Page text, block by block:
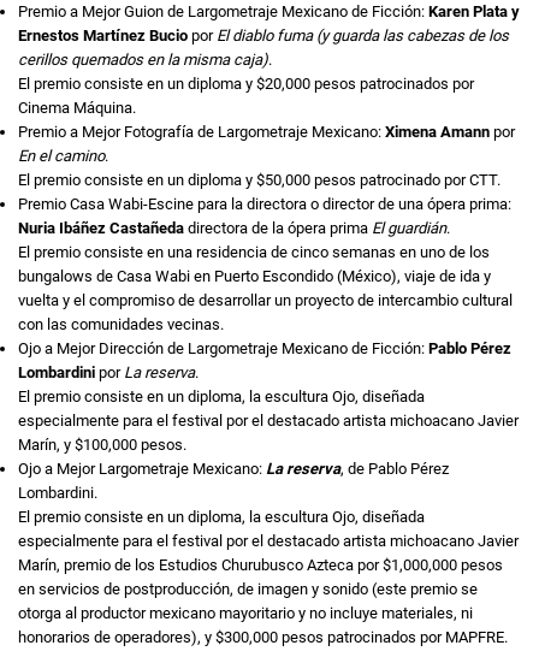
Premio a Mejor Guion de Largometraje Mexicano de Ficción: Karen Plata y
Ernestos Martínez Bucio porEl diablo fuma (y guarda las cabezas de los
cerillos quemados en la misma caja).
El premio consiste en un diploma y $20,000 pesos patrocinados por
Cinema Máquina.
Premio a Mejor Fotografía de Largometraje Mexicano: Ximena Amann por
En el camino.
El premio consiste en un diploma y $50,000 pesos patrocinado por CTT.
Premio Casa Wabi-Escine para la directora o director de una ópera prima:
Nuria Ibáñez Castañeda directora de la ópera prima El guardián.
El premio consiste en una residencia de cinco semanas en uno de los
bungalows de Casa Wabi en Puerto Escondido (México), viaje de ida y
vuelta y el compromiso de desarrollar un proyecto de intercambio cultural
con las comunidades vecinas.
Ojo a Mejor Dirección de Largometraje Mexicano de Ficción: Pablo Pérez
Lombardini porLa reserva.
El premio consiste en un diploma, la escultura Ojo, diseñada
especialmente para el festival por el destacado artista michoacano Javier
Marín, y $100,000 pesos.
Ojo a Mejor Largometraje Mexicano: La reserva, de Pablo Pérez
Lombardini.
El premio consiste en un diploma, la escultura Ojo, diseñada
especialmente para el festival por el destacado artista michoacano Javier
Marín, premio de los Estudios Churubusco Azteca por $1,000,000 pesos
en servicios de postproducción, de imagen y sonido (este premio se
otorga al productor mexicano mayoritario y no incluye materiales, ni
honorarios de operadores), y $300,000 pesos patrocinados por MAPFRE.